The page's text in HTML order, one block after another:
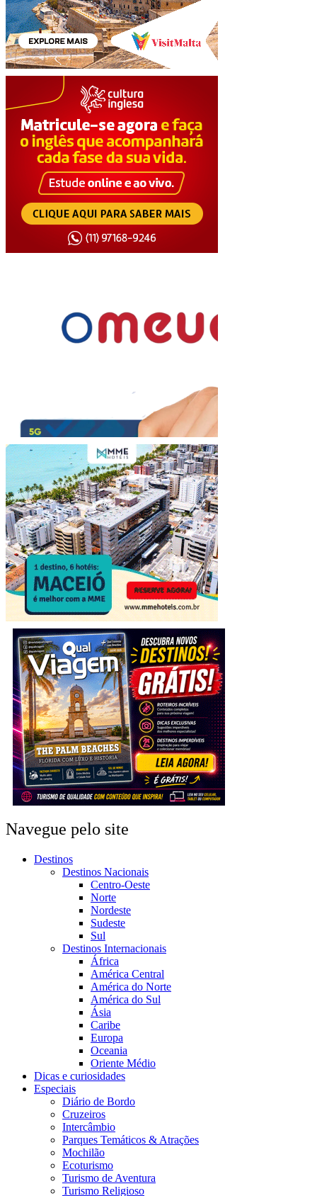
Navegue pelo site
Destinos
Destinos Nacionais
Centro-Oeste
Norte
Nordeste
Sudeste
Sul
Destinos Internacionais
África
América Central
América do Norte
América do Sul
Ásia
Caribe
Europa
Oceania
Oriente Médio
Dicas e curiosidades
Especiais
Diário de Bordo
Cruzeiros
Intercâmbio
Parques Temáticos & Atrações
Mochilão
Ecoturismo
Turismo de Aventura
Turismo Religioso